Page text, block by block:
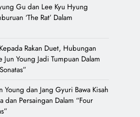
Gu dan Lee Kyu Hyung
‘The Rat’ Dalam
Rakan Duet, Hubungan
Young Jadi Tumpuan Dalam
Young dan Jang Gyuri Bawa Kisah
dan Persaingan Dalam “Four